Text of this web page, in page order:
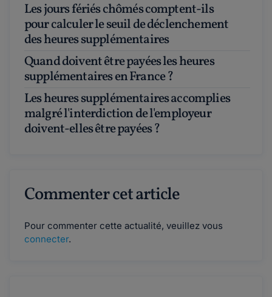
Les jours fériés chômés comptent-ils
pour calculer le seuil de déclenchement
des heures supplémentaires
Quand doivent être payées les heures
supplémentaires en France ?
Les heures supplémentaires accomplies
malgré l'interdiction de l'employeur
doivent-elles être payées ?
Commenter cet article
Pour commenter cette actualité, veuillez vous
connecter.